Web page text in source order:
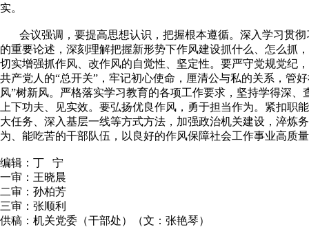
实。
会议强调，要提高思想认识，把握根本遵循。深入学习贯彻
的重要论述，深刻理解把握新形势下作风建设抓什么、怎么抓
切实增强抓作风、改作风的自觉性、坚定性。要严守党规党纪
共产党人的“总开关”，牢记初心使命，厘清公与私的关系，管
风”树新风。严格落实学习教育的各项工作要求，坚持学得深
上下功夫、见实效。要弘扬优良作风，勇于担当作为。紧扣职
大任务、深入基层一线等方式方法，加强政治机关建设，淬炼
为、能吃苦的干部队伍，以良好的作风保障社会工作事业高质
编辑：丁 宁
一审：王晓晨
二审：孙柏芳
三审：张顺利
供稿：机关党委（干部处）（文：张艳琴）